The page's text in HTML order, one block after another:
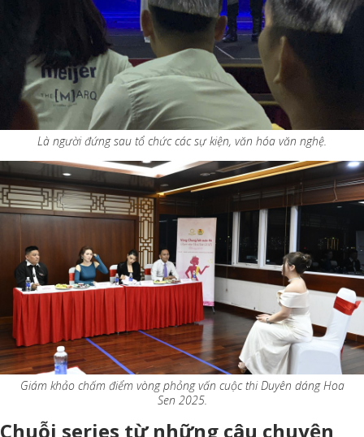
Là người đứng sau tổ chức các sự kiện, văn hóa văn nghệ.
Giám khảo chấm điểm vòng phỏng vấn cuộc thi Duyên dáng Hoa
Sen 2025.
Chuỗi series từ những câu chuyện